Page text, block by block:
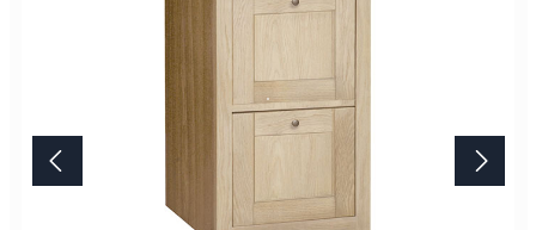
Terminabsprache persönlich in unserem Showroom.